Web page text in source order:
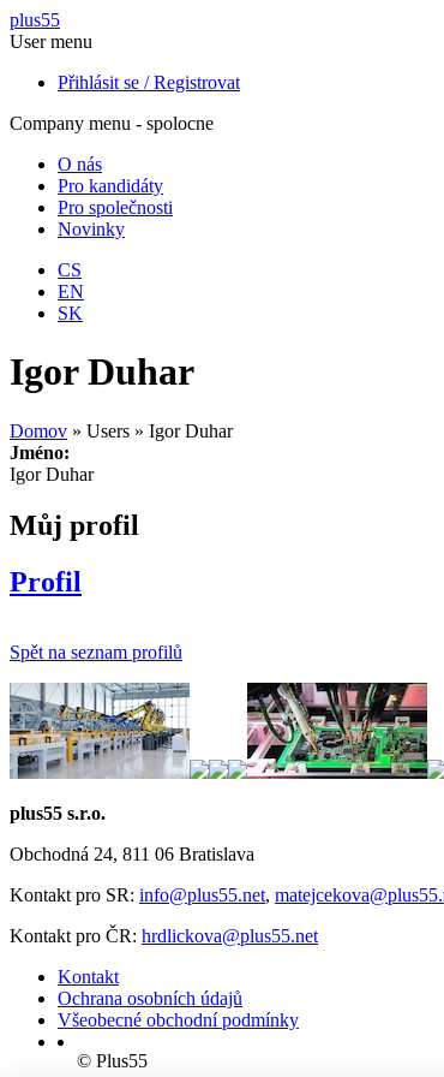
Přejít k hlavnímu obsahu
plus55
User menu
Přihlásit se / Registrovat
Company menu - spolocne
O nás
Pro kandidáty
Pro společnosti
Novinky
CS
EN
SK
Igor Duhar
Domov » Users » Igor Duhar
Jméno:
Igor Duhar
Můj profil
Profil
Spět na seznam profilů
plus55 s.r.o.
Obchodná 24, 811 06 Bratislava
Kontakt pro SR: info@plus55.net,
Kontakt pro ČR: hrdlickova@plus55.net
Kontakt
Ochrana osobních údajů
Všeobecné obchodní podmínky
© Plus55